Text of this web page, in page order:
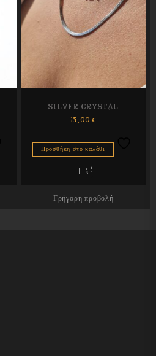
SILVER CRYSTAL
13,00€
Προσθήκη στο καλάθι
Γρήγορη προβολή